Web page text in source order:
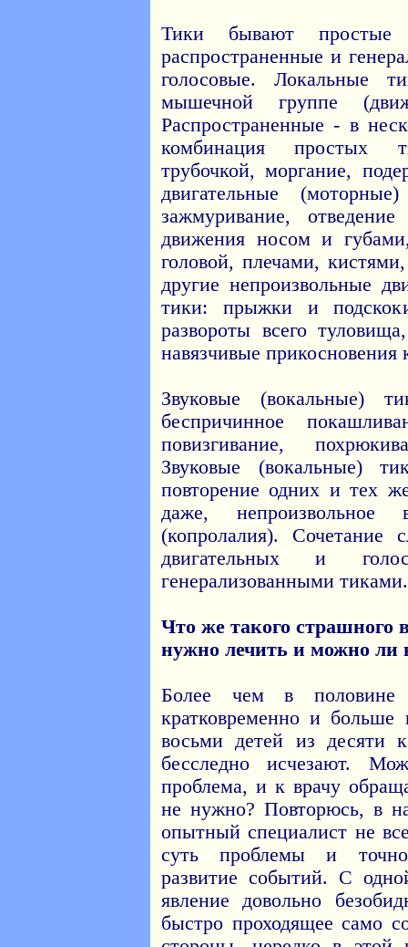
Тики бывают простые
распространенные и
голосовые. Локальные
мышечной группе
Распространенные - в
комбинация простых
трубочкой, моргание,
двигательные
зажмуривание,
движения носом и
головой, плечами,
другие непроизвольные
тики: прыжки и
развороты всего
навязчивые прикосновения
Звуковые (вокальные)
беспричинное
повизгивание,
Звуковые (вокальные)
повторение одних и тех
даже, непроизвольное
(копролалия). Сочетание
двигательных и
генерализованными тиками.
Что же такого страшного
нужно лечить и можно ли
Более чем в половине
кратковременно и
восьми детей из десяти
бесследно исчезают.
проблема, и к врачу
не нужно? Повторюсь, в
опытный специалист не
суть проблемы и точно
развитие событий. С
явление довольно
быстро проходящее само